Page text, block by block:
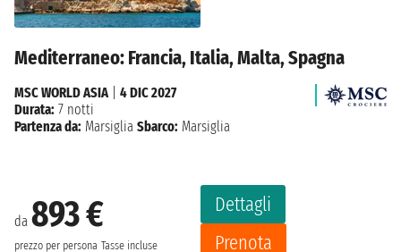
Mediterraneo: Francia, Italia, Malta, Spagna
da 893 €
prezzo per persona Tasse incluse
Dettagli
Prenota
MSC WORLD ASIA
4 DIC 2027
Durata: 7 notti
Partenza da: Marsiglia Sbarco: Marsiglia